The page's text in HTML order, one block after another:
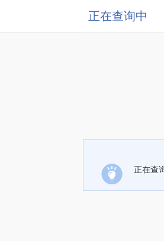
正在查询中
正在查